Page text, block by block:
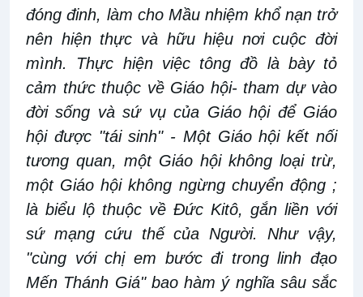
đóng đinh, làm cho Mầu nhiệm khổ nạn trở
nên hiện thực và hữu hiệu nơi cuộc đời
mình. Thực hiện việc tông đồ là bày tỏ
cảm thức thuộc về Giáo hội- tham dự vào
đời sống và sứ vụ của Giáo hội để Giáo
hội được "tái sinh" - Một Giáo hội kết nối
tương quan, một Giáo hội không loại trừ,
một Giáo hội không ngừng chuyển động ;
là biểu lộ thuộc về Đức Kitô, gắn liền với
sứ mạng cứu thế của Người. Như vậy,
"cùng với chị em bước đi trong linh đạo
Mến Thánh Giá" bao hàm ý nghĩa sâu sắc